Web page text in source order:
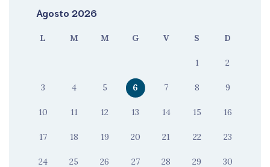
Agosto 2026
L M M G V S D
1 2
3 4 5 6 7 8 9
10 11 12 13 14 15 16
17 18 19 20 21 22 23
24 25 26 27 28 29 30